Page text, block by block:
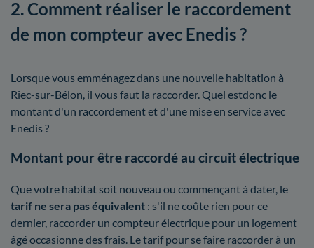
2. Comment réaliser le raccordement
de mon compteur avec Enedis ?
Lorsque vous emménagez dans une nouvelle habitation à
Riec-sur-Bélon, il vous faut la raccorder. Quel estdonc le
montant d'un raccordement et d'une mise en service avec
Enedis ?
Montant pour être raccordé au circuit électrique
Que votre habitat soit nouveau ou commençant à dater, le
tarif ne sera pas équivalent : s'il ne coûte rien pour ce
dernier, raccorder un compteur électrique pour un logement
âgé occasionne des frais. Le tarif pour se faire raccorder à un